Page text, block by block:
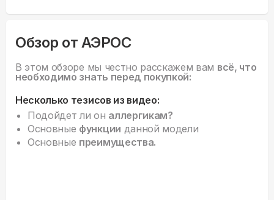
Обзор от АЭРОС
В этом обзоре мы честно расскажем вам всё, что
необходимо знать перед покупкой:
Несколько тезисов из видео:
Подойдет ли он аллергикам?
Основные функции данной модели
Основные преимущества.